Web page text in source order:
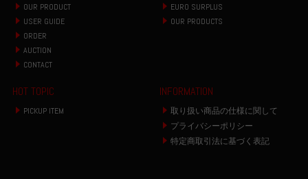
OUR PRODUCT
USER GUIDE
ORDER
AUCTION
CONTACT
EURO SURPLUS
OUR PRODUCTS
HOT TOPIC
PICKUP ITEM
INFORMATION
取り扱い商品の仕様に関して
プライバシーポリシー
特定商取引法に基づく表記